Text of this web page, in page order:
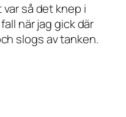
så det knep i
när jag gick där
slogs av tanken.